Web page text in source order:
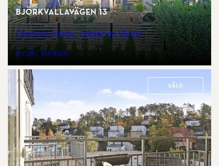
Björkvallavägen 13
Centrala Väsby, Upplands Väsby
4 rum 114 kvm
Såld